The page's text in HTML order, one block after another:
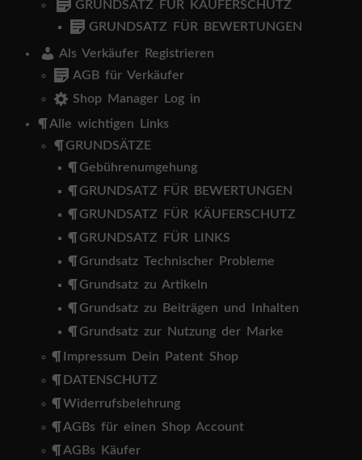
GRUNDSATZ FÜR KÄUFERSCHUTZ
GRUNDSATZ FÜR BEWERTUNGEN
Als Verkäufer Registrieren
AGB für Verkäufer
Shop Manager Log in
Alle wichtigen Links
GRUNDSÄTZE
Gebührenumgehung
GRUNDSATZ FÜR BEWERTUNGEN
GRUNDSATZ FÜR KÄUFERSCHUTZ
GRUNDSATZ FÜR LINKS
Grundsatz Technischer Probleme
Grundsatz zu Artikeln
Grundsatz zu Beiträgen und Inhalten
Grundsatz zur Nutzung der Marke
Impressum Dein Patent Shop
DATENSCHUTZ
Widerrufsbelehrung
AGBs für einen Shop Account
AGBs Käufer